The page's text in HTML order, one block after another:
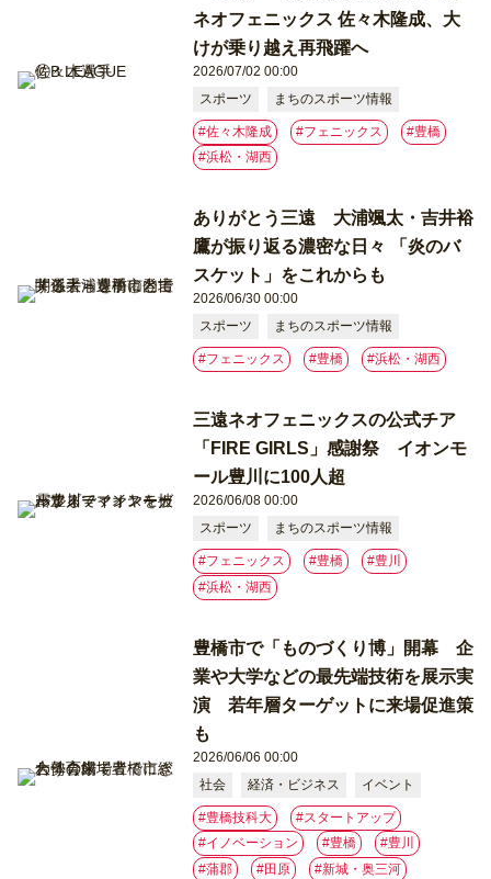
ネオフェニックス 佐々木隆成、大
けが乗り越え再飛躍へ
2026/07/02 00:00
スポーツ
まちのスポーツ情報
#佐々木隆成 #フェニックス
#豊橋
#浜松・湖西
ありがとう三遠 大浦颯太・吉井裕
鷹が振り返る濃密な日々 「炎のバ
スケット」をこれからも
2026/06/30 00:00
スポーツ
まちのスポーツ情報
#フェニックス #豊橋 #浜松・湖西
三遠ネオフェニックスの公式チア
「FIRE GIRLS」感謝祭 イオンモ
ール豊川に100人超
2026/06/08 00:00
スポーツ
まちのスポーツ情報
#フェニックス #豊橋
#豊川
#浜松・湖西
豊橋市で「ものづくり博」開幕 企
業や大学などの最先端技術を展示実
演 若年層ターゲットに来場促進策
も
2026/06/06 00:00
社会
経済・ビジネス イベント
#豊橋技科大
#スタートアップ
#イノベーション
#豊橋
#豊川
#蒲郡
#⽥原
#新城・奥三河